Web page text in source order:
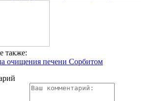
также:
очищения печени Сорбитом